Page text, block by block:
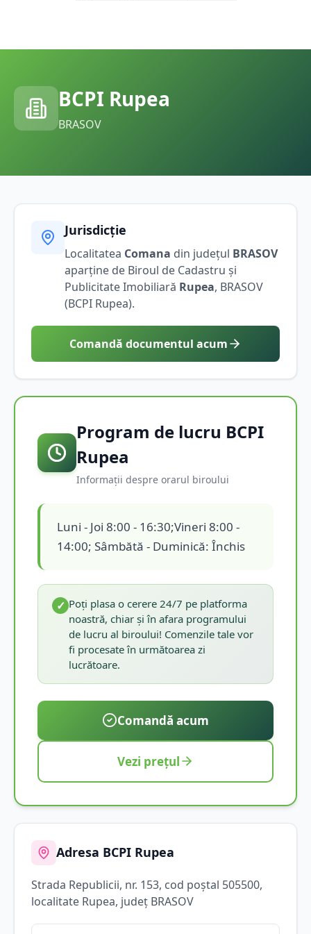
BCPI Rupea
BRASOV
Jurisdicție
Localitatea Comana din județul BRASOV
aparține de Biroul de Cadastru și
Publicitate Imobiliară Rupea, BRASOV
(BCPI Rupea).
Comandă documentul acum
Program de lucru BCPI
Rupea
Informații despre orarul biroului
Luni - Joi 8:00 - 16:30;Vineri 8:00 -
14:00; Sâmbătă - Duminică: Închis
✓ Poți plasa o cerere 24/7 pe platforma
noastră, chiar și în afara programului
de lucru al biroului! Comenzile tale vor
fi procesate în următoarea zi
lucrătoare.
Comandă acum
Vezi prețul
Adresa BCPI Rupea
Strada Republicii, nr. 153, cod poștal 505500,
localitate Rupea, județ BRASOV